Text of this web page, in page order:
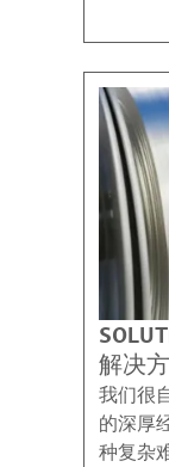
解决
我们很
的深厚
种复杂